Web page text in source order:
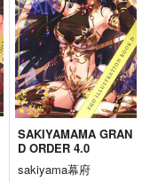
2,200円（税込）
Fate/Grand Order
サンプル
カート
SAKIYAMAMA GRAN
D ORDER 4.0
sakiyama幕府